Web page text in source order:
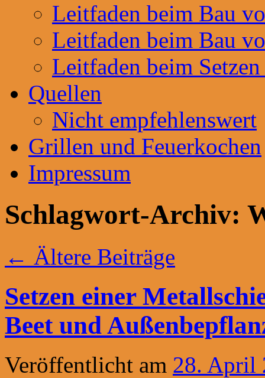
Leitfaden beim Bau
Leitfaden beim Bau
Leitfaden beim
Quellen
Nicht empfehlenswert
Grillen und Feuerkochen
Impressum
Schlagwort-Archiv:
← Ältere Beiträge
Setzen einer
Beet und
Veröffentlicht am 28. April